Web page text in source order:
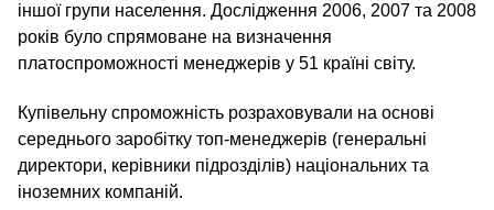
іншої групи населення. Дослідження 2006, 2007 та 2008
років було спрямоване на визначення
платоспроможності менеджерів у 51 країні світу.
Купівельну спроможність розраховували на основі
середнього заробітку топ-менеджерів (генеральні
директори, керівники підрозділів) національних та
іноземних компаній.